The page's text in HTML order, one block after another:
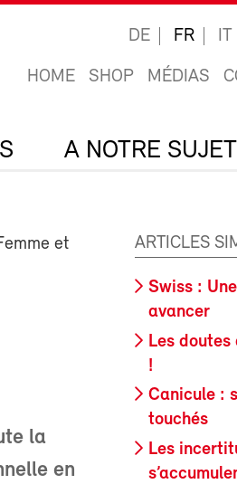
DE FR IT
HOME SHOP MÉDIAS
A NOTRE SUJET
et
la
en
ARTICLES
Swiss :
avancer
Les
!
Canicule :
touchés
Les